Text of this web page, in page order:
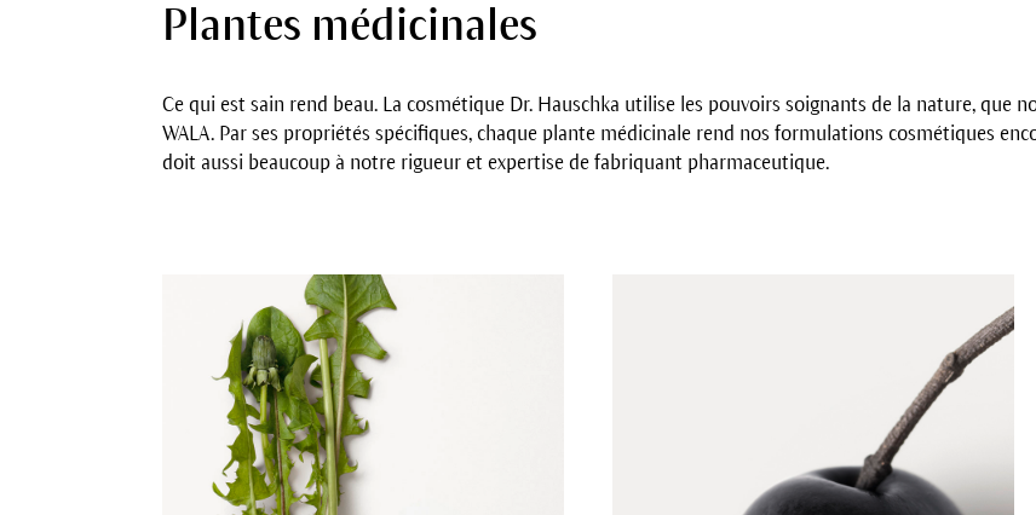
Plantes médicinales
Ce qui est sain rend beau. La cosmétique Dr. Hauschka utilise les pouvoirs soignants de la nature, que
WALA. Par ses propriétés spécifiques, chaque plante médicinale rend nos formulations cosmétiques
doit aussi beaucoup à notre rigueur et expertise de fabriquant pharmaceutique.